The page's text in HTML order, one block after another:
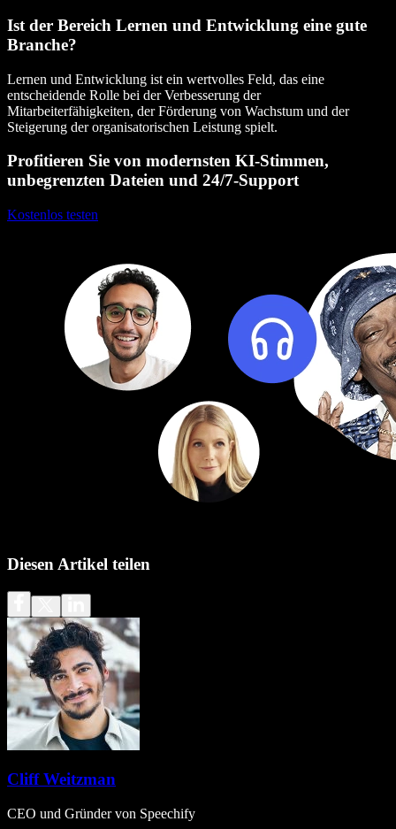
Ist der Bereich Lernen und Entwicklung eine gute
Branche?
Lernen und Entwicklung ist ein wertvolles Feld, das eine
entscheidende Rolle bei der Verbesserung der
Mitarbeiterfähigkeiten, der Förderung von Wachstum und der
Steigerung der organisatorischen Leistung spielt.
Profitieren Sie von modernsten KI-Stimmen,
unbegrenzten Dateien und 24/7-Support
Kostenlos testen
Diesen Artikel teilen
Cliff Weitzman
CEO und Gründer von Speechify